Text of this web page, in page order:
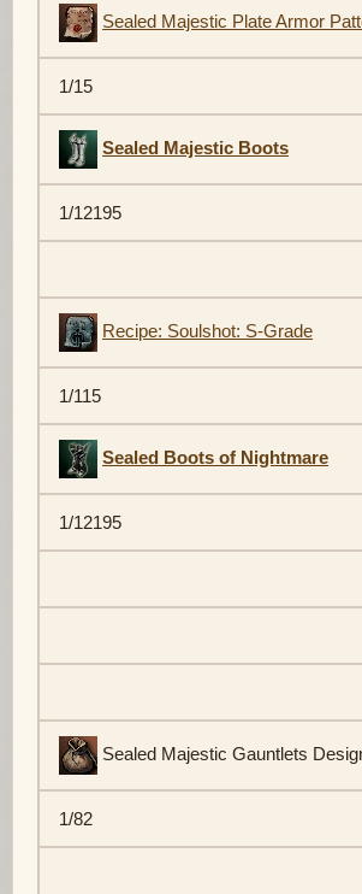
Sealed Majestic Plate Armor
1/15
Sealed Majestic Boots
1/12195
Recipe: Soulshot: S-Grade
1/115
Sealed Boots of Nightmare
1/12195
Sealed Majestic Gauntlets
1/82